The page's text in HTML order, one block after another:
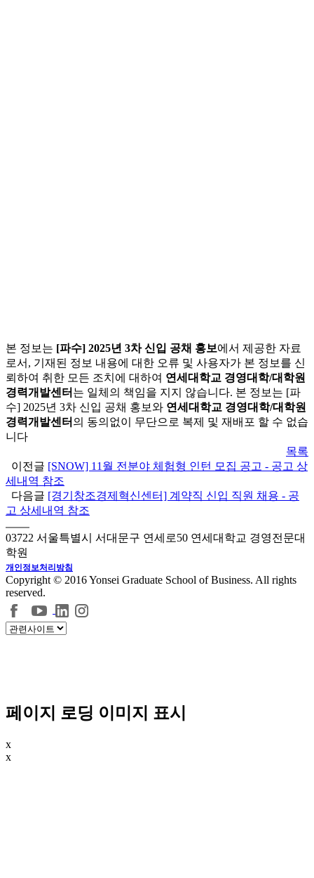
본 정보는 [파수] 2025년 3차 신입 공채 홍보에서 제공한 자료
로서, 기재된 정보 내용에 대한 오류 및 사용자가 본 정보를 신
뢰하여 취한 모든 조치에 대하여 연세대학교 경영대학/대학원
경력개발센터 는 일체의 책임을 지지 않습니다. 본 정보는 [파
수] 2025년 3차 신입 공채 홍보와 연세대학교 경영대학/대학원
경력개발센터 의 동의없이 무단으로 복제 및 재배포 할 수 없습
니다
목록
이전글 [SNOW] 11월 전분야 체험형 인턴 모집 공고 - 공고 상
세내역 참조
다음글 [경기창조경제혁신센터] 계약직 신입 직원 채용 - 공
고 상세내역 참조
03722 서울특별시 서대문구 연세로50 연세대학교 경영전문대
학원
개인정보처리방침
Copyright © 2016 Yonsei Graduate School of Business. All rights
reserved.
페이지 로딩 이미지 표시
x
x